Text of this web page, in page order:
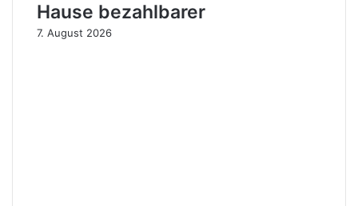
Hause bezahlbarer
7. August 2026